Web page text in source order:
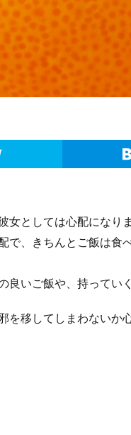
としては心配になりま
で、きちんとご飯は食
いご飯や、持ってい
を移してしまわないか